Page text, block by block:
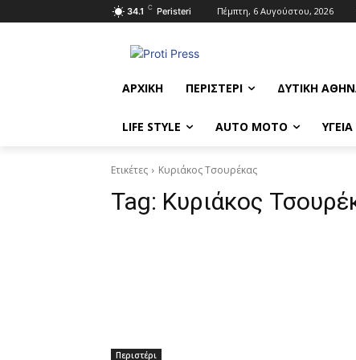
34.1 C Peristeri Πέμπτη, 6 Αυγούστου, 2026
ΑΡΧΙΚΉ ΠΕΡΙΣΤΈΡΙ ΔΥΤΙΚΉ
LIFE STYLE AUTO MOTO ΥΓΕΊΑ
Ετικέτες Κυριάκος Τσουρέκας
Tag: Κυριάκος
Περιστέρι